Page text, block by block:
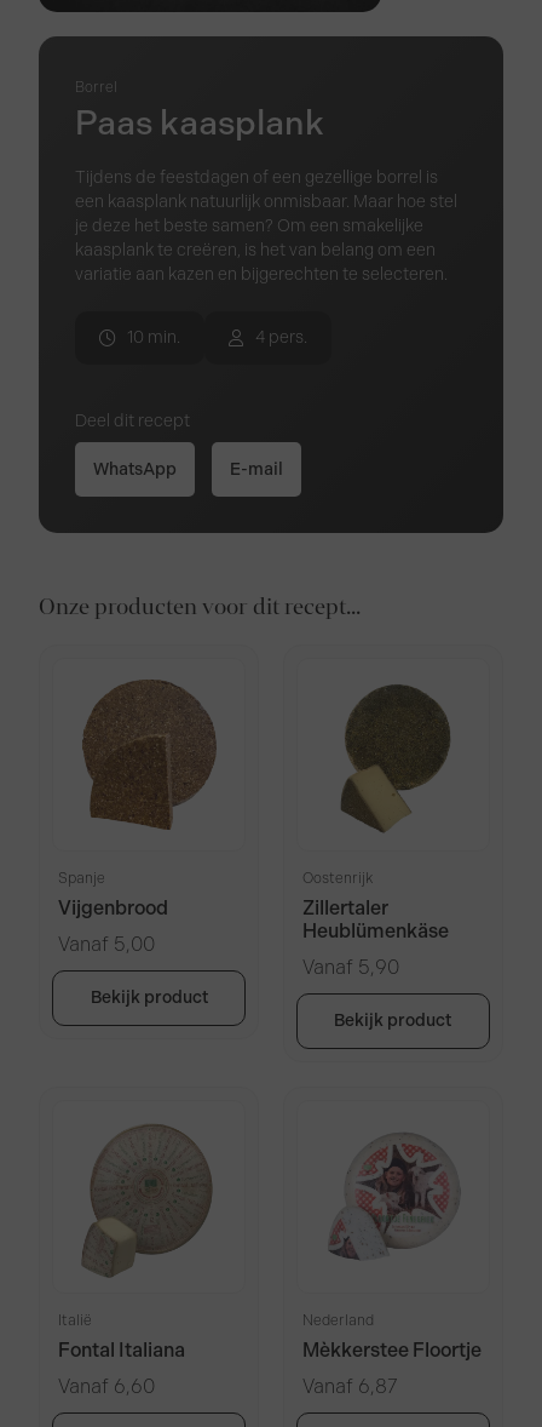
Borrel
Paas kaasplank
Tijdens de feestdagen of een gezellige borrel is
een kaasplank natuurlijk onmisbaar. Maar hoe stel
je deze het beste samen? Om een smakelijke
kaasplank te creëren, is het van belang om een
variatie aan kazen en bijgerechten te selecteren.
10 min. 4 pers.
Deel dit recept
WhatsApp E-mail
Onze producten voor dit recept...
Spanje
Vijgenbrood
Vanaf 5,00
Bekijk product
Oostenrijk
Zillertaler
Heublümenkäse
Vanaf 5,90
Bekijk product
Italië
Fontal Italiana
Vanaf 6,60
Nederland
Mèkkerstee Floortje
Vanaf 6,87